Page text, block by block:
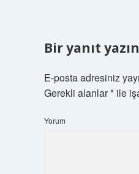
Bir yanıt yazın
E-posta adresiniz
Gerekli alanlar*ile
Yorum